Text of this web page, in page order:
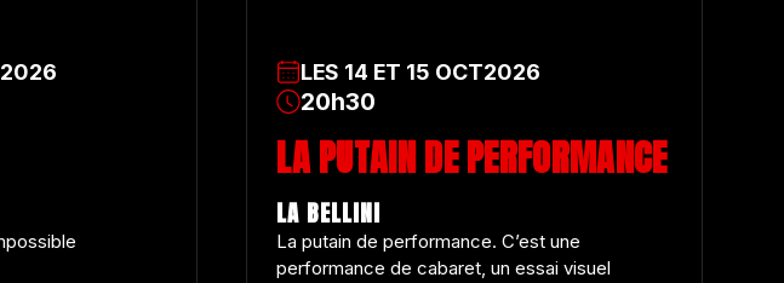
2026 LES 14 ET 15 OCT2026
20h30
LA PUTAIN DE PERFORMANCE
LA BELLINI
La putain de performance. C’est une
performance de cabaret, un essai visuel